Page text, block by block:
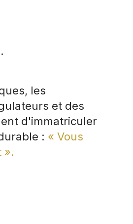
les
et des
d'immatriculer
: « Vous
».